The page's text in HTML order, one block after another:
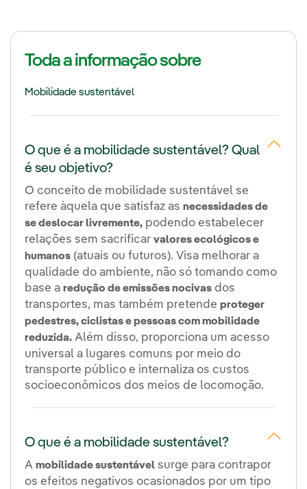
Toda a informação sobre
Mobilidade sustentável
O que é a mobilidade sustentável? Qual
é seu objetivo?
O conceito de mobilidade sustentável se
refere àquela que satisfaz as necessidades de
se deslocar livremente, podendo estabelecer
relações sem sacrificar valores ecológicos e
humanos (atuais ou futuros). Visa melhorar a
qualidade do ambiente, não só tomando como
base a redução de emissões nocivas dos
transportes, mas também pretende proteger
pedestres, ciclistas e pessoas com mobilidade
reduzida. Além disso, proporciona um acesso
universal a lugares comuns por meio do
transporte público e internaliza os custos
socioeconômicos dos meios de locomoção.
O que é a mobilidade sustentável?
A mobilidade sustentável surge para contrapor
os efeitos negativos ocasionados por um tipo